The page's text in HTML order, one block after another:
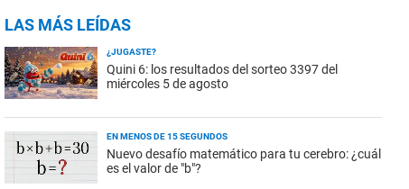
LAS MÁS LEÍDAS
¿JUGASTE?
Quini 6: los resultados del sorteo 3397 del
miércoles 5 de agosto
EN MENOS DE 15 SEGUNDOS
Nuevo desafío matemático para tu cerebro: ¿cuál
es el valor de "b"?